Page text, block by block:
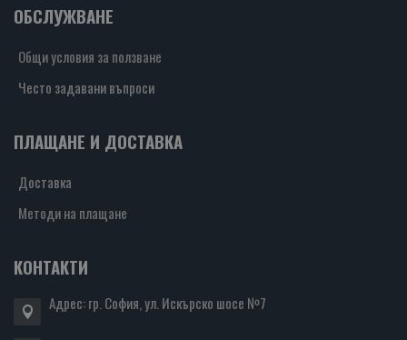
ОБСЛУЖВАНЕ
Общи условия за ползване
Често задавани въпроси
ПЛАЩАНЕ И ДОСТАВКА
Доставка
Методи на плащане
КОНТАКТИ
Адрес: гр. София, ул. Искърско шосе №7